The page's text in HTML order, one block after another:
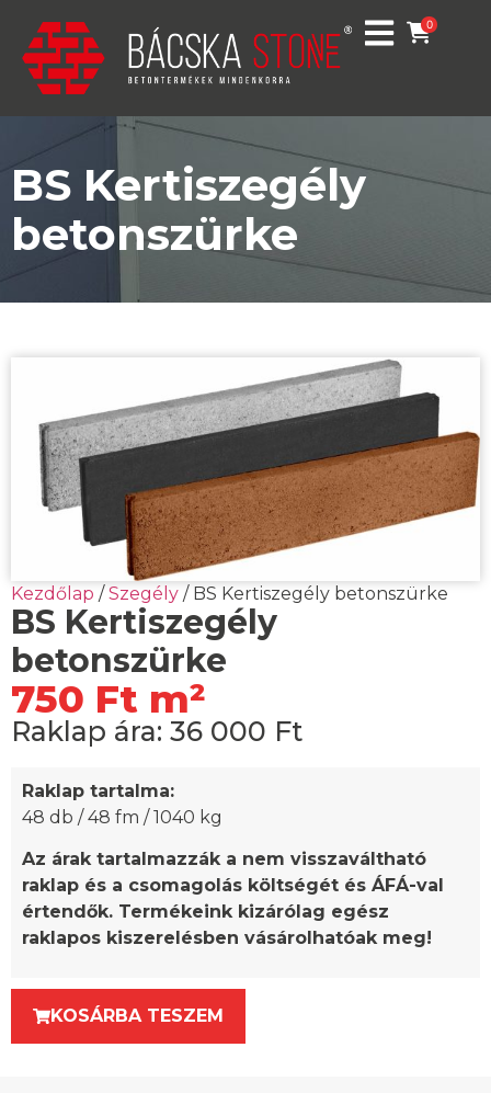
0
BS Kertiszegély
betonszürke
Kezdőlap /Szegély / BS Kertiszegély betonszürke
BS Kertiszegély
betonszürke
750 Ft m²
Raklap ára: 36 000 Ft
Raklap tartalma:
48 db / 48 fm / 1040 kg
Az árak tartalmazzák a nem visszaváltható
raklap és a csomagolás költségét és ÁFÁ-val
értendők. Termékeink kizárólag egész
raklapos kiszerelésben vásárolhatóak meg!
KOSÁRBA TESZEM